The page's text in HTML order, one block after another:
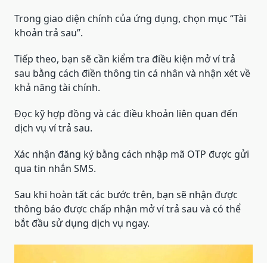
Trong giao diện chính của ứng dụng, chọn mục “Tài
khoản trả sau”.
Tiếp theo, bạn sẽ cần kiểm tra điều kiện mở ví trả
sau bằng cách điền thông tin cá nhân và nhận xét về
khả năng tài chính.
Đọc kỹ hợp đồng và các điều khoản liên quan đến
dịch vụ ví trả sau.
Xác nhận đăng ký bằng cách nhập mã OTP được gửi
qua tin nhắn SMS.
Sau khi hoàn tất các bước trên, bạn sẽ nhận được
thông báo được chấp nhận mở ví trả sau và có thể
bắt đầu sử dụng dịch vụ ngay.